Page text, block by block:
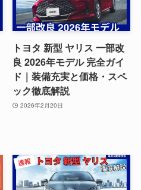
トヨタ 新型 ヤリス 一部改
良 2026年モデル 完全ガイ
ド｜装備充実と価格・スペ
ック徹底解説
2026年2月20日